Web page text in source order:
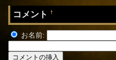
コメント†
お名前: